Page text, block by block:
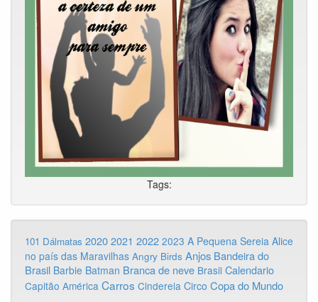
Tags:
101 Dálmatas 2020 2021 2022 2023 A Pequena Sereia Alice
no país das Maravilhas Angry Birds Anjos Bandeira do
Brasil Barbie Batman Branca de neve Brasil Calendario
Capitão América Carros Cinderela Circo Copa do Mundo